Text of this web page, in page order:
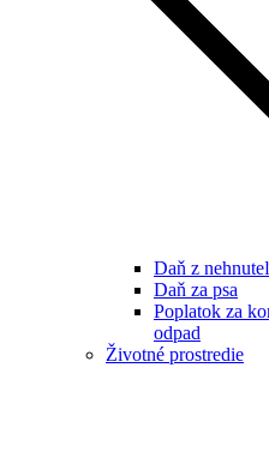
Daň z
Daň za psa
Poplatok za
odpad
Životné prostredie